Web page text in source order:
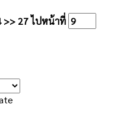
>> 27ไปหน้าที่